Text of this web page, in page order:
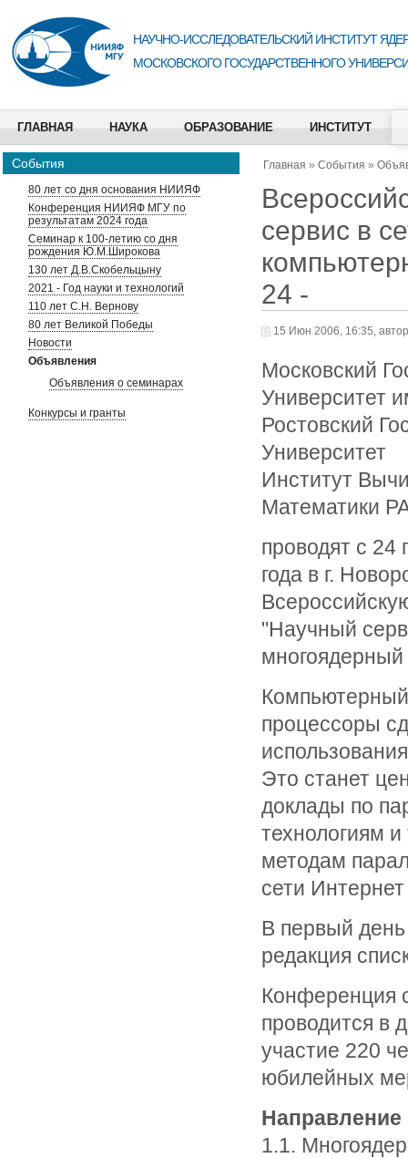
НАУЧНО-ИССЛЕДОВАТЕЛЬСКИЙ ИНСТИТУТ
МОСКОВСКОГО ГОСУДАРСТВЕННОГО
ГЛАВНАЯ НАУКА ОБРАЗОВАНИЕ ИНСТИТУТ
События
80 лет со дня основания НИИЯФ
Конференция НИИЯФ МГУ по
результатам 2024 года
Семинар к 100-летию со дня
рождения Ю.М.Широкова
130 лет Д.В.Скобельцыну
2021 - Год науки и технологий
110 лет С.Н. Вернову
80 лет Великой Победы
Новости
Объявления
Объявления о семинарах
Конкурсы и гранты
Главная » События »
сервис в
24 -
15 Июн 2006, 16:35,
Московский
Университет
Ростовский
Университет
Институт
Математики
проводят с 24
года в г.
"Научный
процессоры
Это станет
доклады по
технологиям
методам
сети
В первый
редакция
Конференция
проводится в
участие 220
юбилейных
1.1.